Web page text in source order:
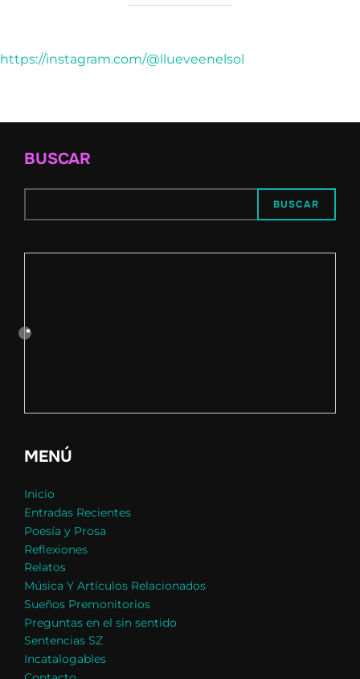
https://instagram.com/@llueveenelsol
BUSCAR
BUSCAR
MENÚ
Inicio
Entradas Recientes
Poesía y Prosa
Reflexiones
Relatos
Música Y Artículos Relacionados
Sueños Premonitorios
Preguntas en el sin sentido
Sentencias SZ
Incatalogables